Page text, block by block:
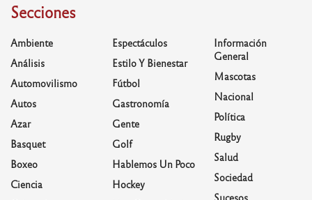
Secciones
Ambiente
Análisis
Automovilismo
Autos
Azar
Basquet
Boxeo
Ciencia
Espectáculos
Estilo Y Bienestar
Fútbol
Gastronomía
Gente
Golf
Hablemos Un Poco
Hockey
Información
General
Mascotas
Nacional
Política
Rugby
Salud
Sociedad
Sucesos